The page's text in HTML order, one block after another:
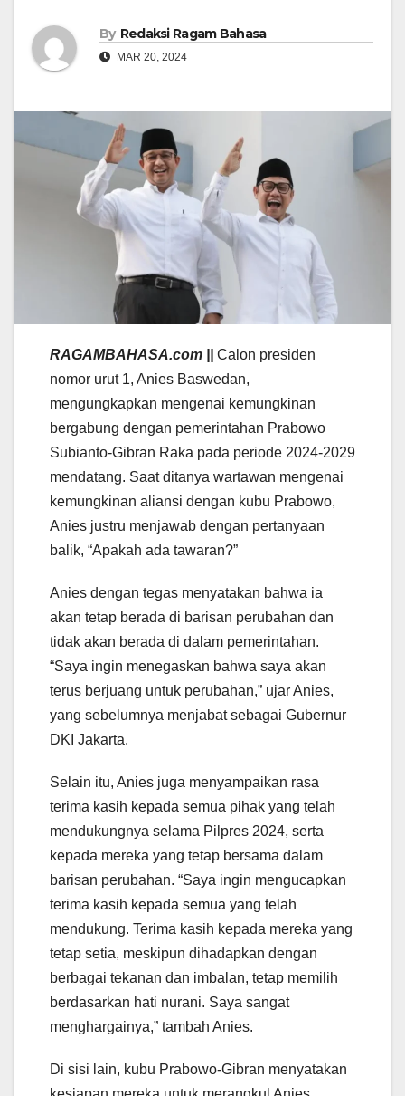
By Redaksi Ragam Bahasa
MAR 20, 2024
RAGAMBAHASA.com ||
Calon presiden
nomor urut 1, Anies Baswedan,
mengungkapkan mengenai kemungkinan
bergabung dengan pemerintahan Prabowo
Subianto-Gibran Raka pada periode 2024-2029
mendatang. Saat ditanya wartawan mengenai
kemungkinan aliansi dengan kubu Prabowo,
Anies justru menjawab dengan pertanyaan
balik, “Apakah ada tawaran?”
Anies dengan tegas menyatakan bahwa ia
akan tetap berada di barisan perubahan dan
tidak akan berada di dalam pemerintahan.
“Saya ingin menegaskan bahwa saya akan
terus berjuang untuk perubahan,” ujar Anies,
yang sebelumnya menjabat sebagai Gubernur
DKI Jakarta.
Selain itu, Anies juga menyampaikan rasa
terima kasih kepada semua pihak yang telah
mendukungnya selama Pilpres 2024, serta
kepada mereka yang tetap bersama dalam
barisan perubahan. “Saya ingin mengucapkan
terima kasih kepada semua yang telah
mendukung. Terima kasih kepada mereka yang
tetap setia, meskipun dihadapkan dengan
berbagai tekanan dan imbalan, tetap memilih
berdasarkan hati nurani. Saya sangat
menghargainya,” tambah Anies.
Di sisi lain, kubu Prabowo-Gibran menyatakan